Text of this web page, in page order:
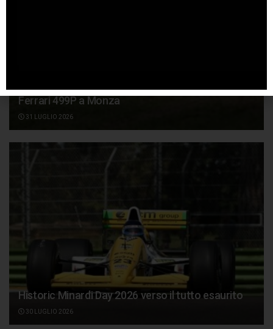
Ferrari 499P a Monza
31 LUGLIO 2026
Historic Minardi Day 2026 verso il tutto esaurito
30 LUGLIO 2026